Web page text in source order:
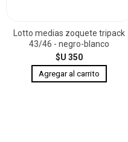
Lotto medias zoquete tripack
43/46 - negro-blanco
$U 350